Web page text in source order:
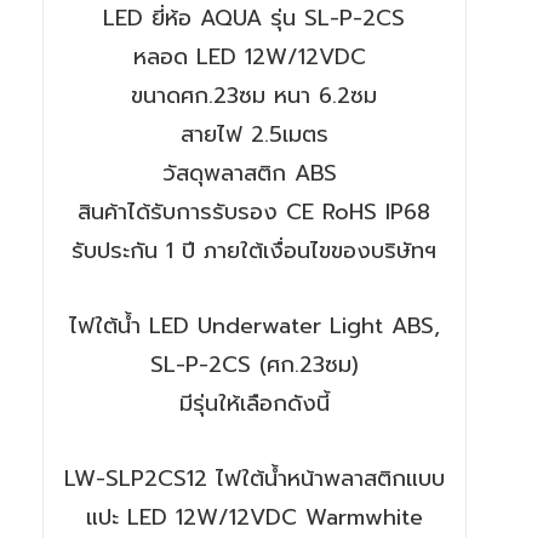
LED ยี่ห้อ AQUA รุ่น SL-P-2CS
หลอด LED 12W/12VDC
ขนาดศก.23ซม หนา 6.2ซม
สายไฟ 2.5เมตร
วัสดุพลาสติก ABS
สินค้าได้รับการรับรอง CE RoHS IP68
รับประกัน 1 ปี ภายใต้เงื่อนไขของบริษัทฯ
ไฟใต้น้ำ LED Underwater Light ABS,
SL-P-2CS (ศก.23ซม)
มีรุ่นให้เลือกดังนี้
LW-SLP2CS12 ไฟใต้น้ำหน้าพลาสติกแบบ
แปะ LED 12W/12VDC Warmwhite